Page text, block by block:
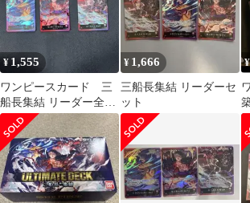
¥ 1,555
ワンピースカード 三
船長集結 リーダー全3
種コンプリートセット
¥ 1,666
三船長集結 リーダーセ
ット
¥